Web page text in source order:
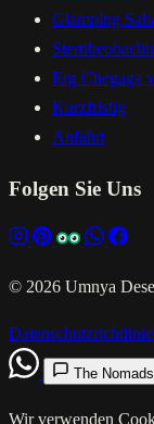
Glamping
Erg Chegaga
Kurzfristig
Anfahrt
Folgen Sie Uns
© 2026 Umnya
Datenschutzrichtlinie
The Nomads
Wir verwenden